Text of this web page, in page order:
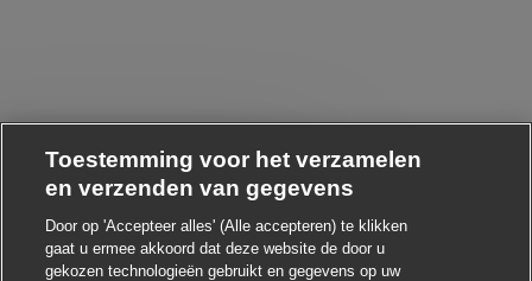
je interesse in deze baan? Chatbot-melding sluiten
Ik ben geïnteresseerd
Toestemming voor het verzamelen
en verzenden van gegevens
Door op 'Accepteer alles' (Alle accepteren) te klikken
gaat u ermee akkoord dat deze website de door u
gekozen technologieën gebruikt en gegevens op uw